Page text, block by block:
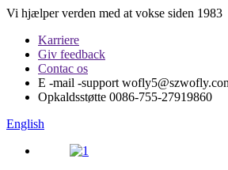
Vi hjælper verden med at vokse siden 1983
Karriere
Giv feedback
Contac os
E -mail -support
Opkaldsstøtte 0086-755-27919860
English